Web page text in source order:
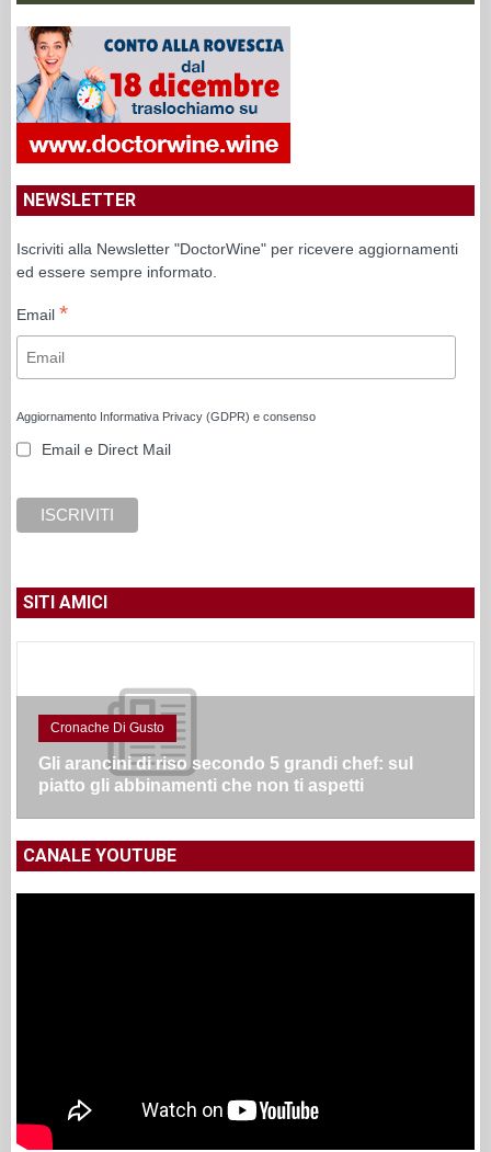
NEWSLETTER
Iscriviti alla Newsletter "DoctorWine" per ricevere aggiornamenti
ed essere sempre informato.
Email *
Aggiornamento Informativa Privacy (GDPR) e consenso
Email e Direct Mail
SITI AMICI
Cronache Di Gusto
Gli arancini di riso secondo 5 grandi chef: sul
piatto gli abbinamenti che non ti aspetti
CANALE YOUTUBE